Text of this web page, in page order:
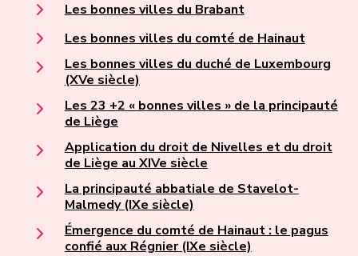
Les bonnes villes du Brabant
Les bonnes villes du comté de Hainaut
Les bonnes villes du duché de Luxembourg
(XVe siècle)
Les 23 +2 « bonnes villes » de la principauté
de Liège
Application du droit de Nivelles et du droit
de Liège au XIVe siècle
La principauté abbatiale de Stavelot-
Malmedy (IXe siècle)
Émergence du comté de Hainaut : le pagus
confié aux Régnier (IXe siècle)